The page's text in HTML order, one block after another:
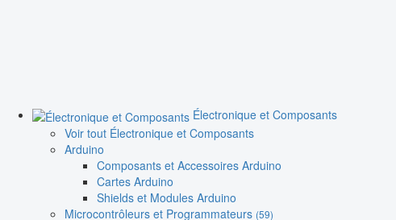
Électronique et Composants
Voir tout Électronique et Composants
Arduino
Composants et Accessoires Arduino
Cartes Arduino
Shields et Modules Arduino
Microcontrôleurs et Programmateurs (59)